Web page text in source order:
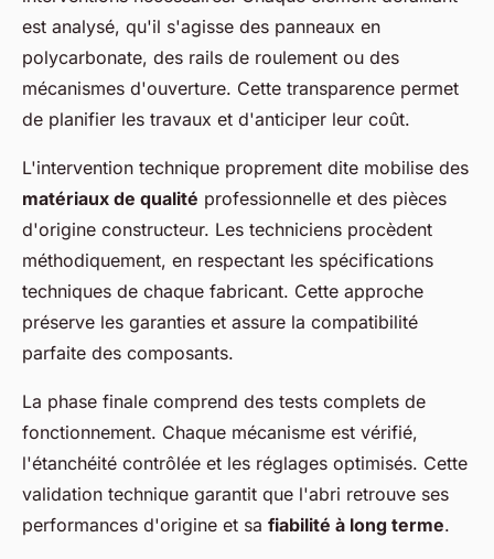
est analysé, qu'il s'agisse des panneaux en
polycarbonate, des rails de roulement ou des
mécanismes d'ouverture. Cette transparence permet
de planifier les travaux et d'anticiper leur coût.
L'intervention technique proprement dite mobilise des
matériaux de qualité professionnelle et des pièces
d'origine constructeur. Les techniciens procèdent
méthodiquement, en respectant les spécifications
techniques de chaque fabricant. Cette approche
préserve les garanties et assure la compatibilité
parfaite des composants.
La phase finale comprend des tests complets de
fonctionnement. Chaque mécanisme est vérifié,
l'étanchéité contrôlée et les réglages optimisés. Cette
validation technique garantit que l'abri retrouve ses
performances d'origine et sa fiabilité à long terme.